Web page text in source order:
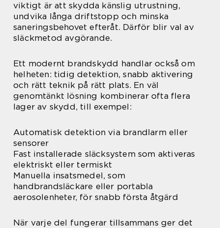
viktigt är att skydda känslig utrustning,
undvika långa driftstopp och minska
saneringsbehovet efteråt. Därför blir val av
släckmetod avgörande.
Ett modernt brandskydd handlar också om
helheten: tidig detektion, snabb aktivering
och rätt teknik på rätt plats. En väl
genomtänkt lösning kombinerar ofta flera
lager av skydd, till exempel:
Automatisk detektion via brandlarm eller
sensorer
Fast installerade släcksystem som aktiveras
elektriskt eller termiskt
Manuella insatsmedel, som
handbrandsläckare eller portabla
aerosolenheter, för snabb första åtgärd
När varje del fungerar tillsammans ger det